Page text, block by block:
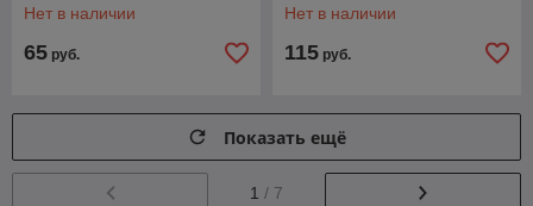
Нет в наличии
65 руб.
Нет в наличии
115 руб.
Показать ещё
1 / 7